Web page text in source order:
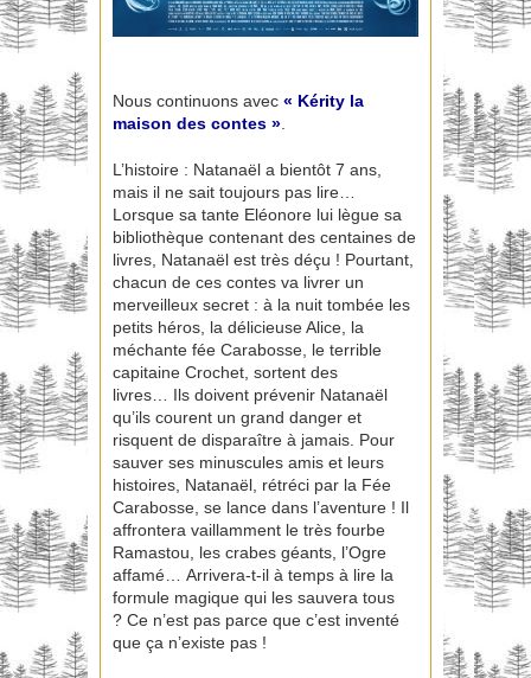
Nous continuons avec « Kérity la
maison des contes ».
L’histoire : Natanaël a bientôt 7 ans,
mais il ne sait toujours pas lire…
Lorsque sa tante Eléonore lui lègue sa
bibliothèque contenant des centaines de
livres, Natanaël est très déçu ! Pourtant,
chacun de ces contes va livrer un
merveilleux secret : à la nuit tombée les
petits héros, la délicieuse Alice, la
méchante fée Carabosse, le terrible
capitaine Crochet, sortent des
livres… Ils doivent prévenir Natanaël
qu’ils courent un grand danger et
risquent de disparaître à jamais. Pour
sauver ses minuscules amis et leurs
histoires, Natanaël, rétréci par la Fée
Carabosse, se lance dans l’aventure ! Il
affrontera vaillamment le très fourbe
Ramastou, les crabes géants, l’Ogre
affamé… Arrivera-t-il à temps à lire la
formule magique qui les sauvera tous
? Ce n’est pas parce que c’est inventé
que ça n’existe pas !